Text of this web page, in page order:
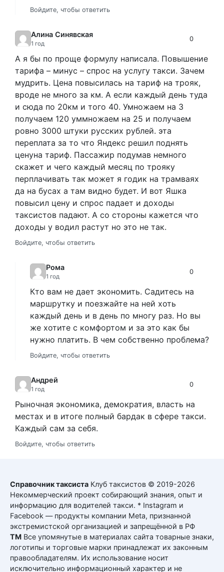
Войдите, чтобы ответить
Алина Синявская
1 год
0
А я бы по проще формулу написала. Повышение
тарифа – минус – спрос на услугу такси. Зачем
мудрить. Цена повысилась на тариф на трояк,
вроде не много за км. А если каждый день туда
и сюда по 20км и того 40. Умножаем на 3
получаем 120 уммножаем на 25 и получаем
ровно 3000 штуки русских рублей. эта
переплата за то что Яндекс решил поднять
ценуна тариф. Пассажир подумав немного
скажет и чего каждый месяц по трояку
перплачивать так может я годик на трамваях
да на бусах а там видно будет. И вот Яшка
повысил цену и спрос падает и доходы
таксистов падают. А со стороны кажется что
доходы у водил растут но это не так.
Войдите, чтобы ответить
Рома
1 год
0
Кто вам не дает экономить. Садитесь на
маршрутку и поезжайте на ней хоть
каждый день и в день по многу раз. Но вы
же хотите с комфортом и за это как бы
нужно платить. В чем собственно проблема?
Войдите, чтобы ответить
Андрей
1 год
0
Рыночная экономика, демократия, власть на
местах и в итоге полный бардак в сфере такси.
Каждый сам за себя.
Войдите, чтобы ответить
Справочник таксиста Клуб таксистов © 2019-2026
Некоммерческий проект собирающий знания, опыт и
информацию для водителей такси. * Instagram и
Facebook — продукты компании Meta, признанной
экстремистской организацией и запрещённой в РФ
ТМ Все упомянутые в материалах сайта товарные знаки,
логотипы и торговые марки принадлежат их законным
правообладателям. Их использование носит
исключительно информационный характер и не